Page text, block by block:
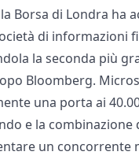
Borsa di Londra ha
di informazioni
la seconda più
Bloomberg.
una porta ai
e la combinazione
un concorrente